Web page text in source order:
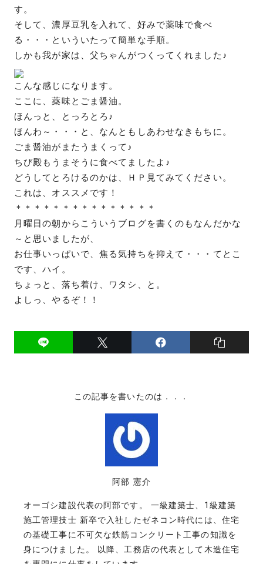
す。
そして、濃厚豆乳を入れて、好みで薬味で食べ
る・・・といういたって簡単な手順。
しかも我が家は、父ちゃんがつくってくれました♪
こんな感じになります。
ここに、薬味とごま醤油。
ほんっと、とっろとろ♪
ほんわ～・・・と、なんともしあわせなきもちに。
ごま醤油がまたうまくって♪
ちび殿もうまそうに食べてましたよ♪
どうしてとろけるのかは、ＨＰ見てみてください。
これは、オススメです！
＊＊＊＊＊＊＊＊＊＊＊＊＊＊＊
月曜日の朝からこういうブログを書くのもなんだかな
～と思いましたが、
お仕事いっぱいで、焦る気持ちを抑えて・・・てとこ
です、ハイ。
ちょっと、落ち着け、ワタシ、と。
よしっ、やるぞ！！
この記事を書いたのは．．．
阿部 憲介
オーゴシ建設代表の阿部です。 一級建築士、1級建築
施工管理技士 新卒で入社したゼネコン時代には、住宅
の基礎工事に不可欠な鉄筋コンクリート工事の知識を
身につけました。 以降、工務店の代表として木造住宅